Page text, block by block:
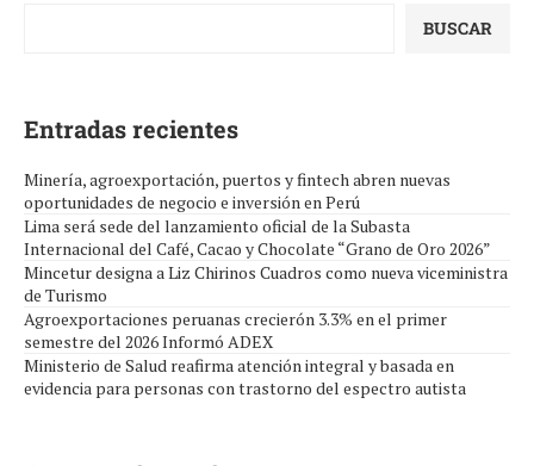
BUSCAR
Entradas recientes
Minería, agroexportación, puertos y fintech abren nuevas
oportunidades de negocio e inversión en Perú
Lima será sede del lanzamiento oficial de la Subasta
Internacional del Café, Cacao y Chocolate “Grano de Oro 2026”
Mincetur designa a Liz Chirinos Cuadros como nueva viceministra
de Turismo
Agroexportaciones peruanas crecierón 3.3% en el primer
semestre del 2026 Informó ADEX
Ministerio de Salud reafirma atención integral y basada en
evidencia para personas con trastorno del espectro autista